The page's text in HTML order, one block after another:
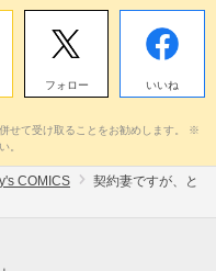
フォロー いいね
せて受け取ることをお勧めします。 ※
。
COMICS
契約妻ですが、と